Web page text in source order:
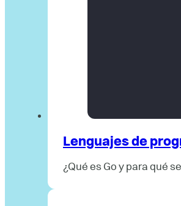
Lenguajes de
¿Qué es Go y para qué